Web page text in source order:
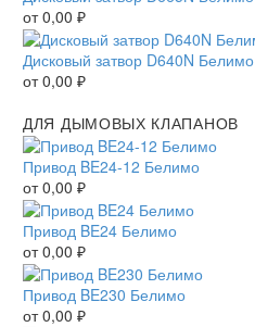
от0,00 ₽
Дисковый затвор D640N Белимо
от0,00 ₽
ДЛЯ ДЫМОВЫХ КЛАПАНОВ
Привод BE24-12 Белимо
от0,00 ₽
Привод BE24 Белимо
от0,00 ₽
Привод BE230 Белимо
от0,00 ₽